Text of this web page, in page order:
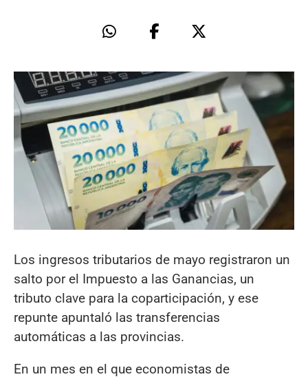
Los ingresos tributarios de mayo registraron un
salto por el Impuesto a las Ganancias, un
tributo clave para la coparticipación, y ese
repunte apuntaló las transferencias
automáticas a las provincias.
En un mes en el que economistas de